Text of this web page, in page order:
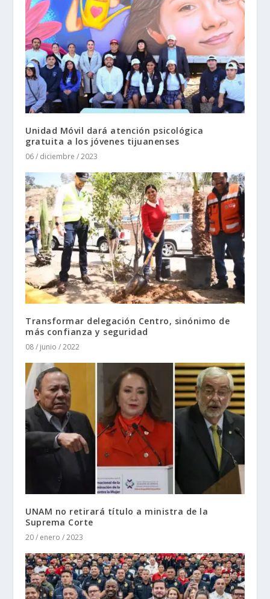
Unidad Móvil dará atención psicológica
gratuita a los jóvenes tijuanenses
06 / diciembre / 2023
Transformar delegación Centro, sinónimo de
más confianza y seguridad
08 / junio / 2022
UNAM no retirará título a ministra de la
Suprema Corte
20 / enero / 2023